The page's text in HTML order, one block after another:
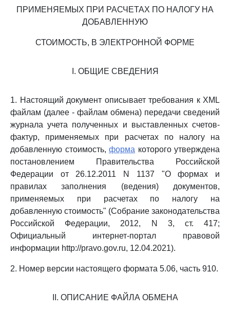
ПРИМЕНЯЕМЫХ ПРИ РАСЧЕТАХ ПО НАЛОГУ НА
ДОБАВЛЕННУЮ
СТОИМОСТЬ, В ЭЛЕКТРОННОЙ ФОРМЕ
I. ОБЩИЕ СВЕДЕНИЯ
1. Настоящий документ описывает требования к XML
файлам (далее - файлам обмена) передачи сведений
журнала учета полученных и выставленных счетов-
фактур, применяемых при расчетах по налогу на
добавленную стоимость, форма которого утверждена
постановлением Правительства Российской
Федерации от 26.12.2011 N 1137 "О формах и
правилах заполнения (ведения) документов,
применяемых при расчетах по налогу на
добавленную стоимость" (Собрание законодательства
Российской Федерации, 2012, N 3, ст. 417;
Официальный интернет-портал правовой
информации http://pravo.gov.ru, 12.04.2021).
2. Номер версии настоящего формата 5.06, часть 910.
II. ОПИСАНИЕ ФАЙЛА ОБМЕНА